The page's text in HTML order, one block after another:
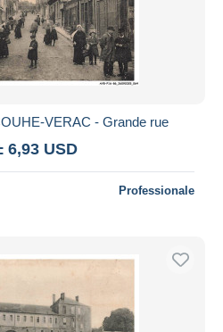
VERAC - Grande rue
6,93 USD
Professionale